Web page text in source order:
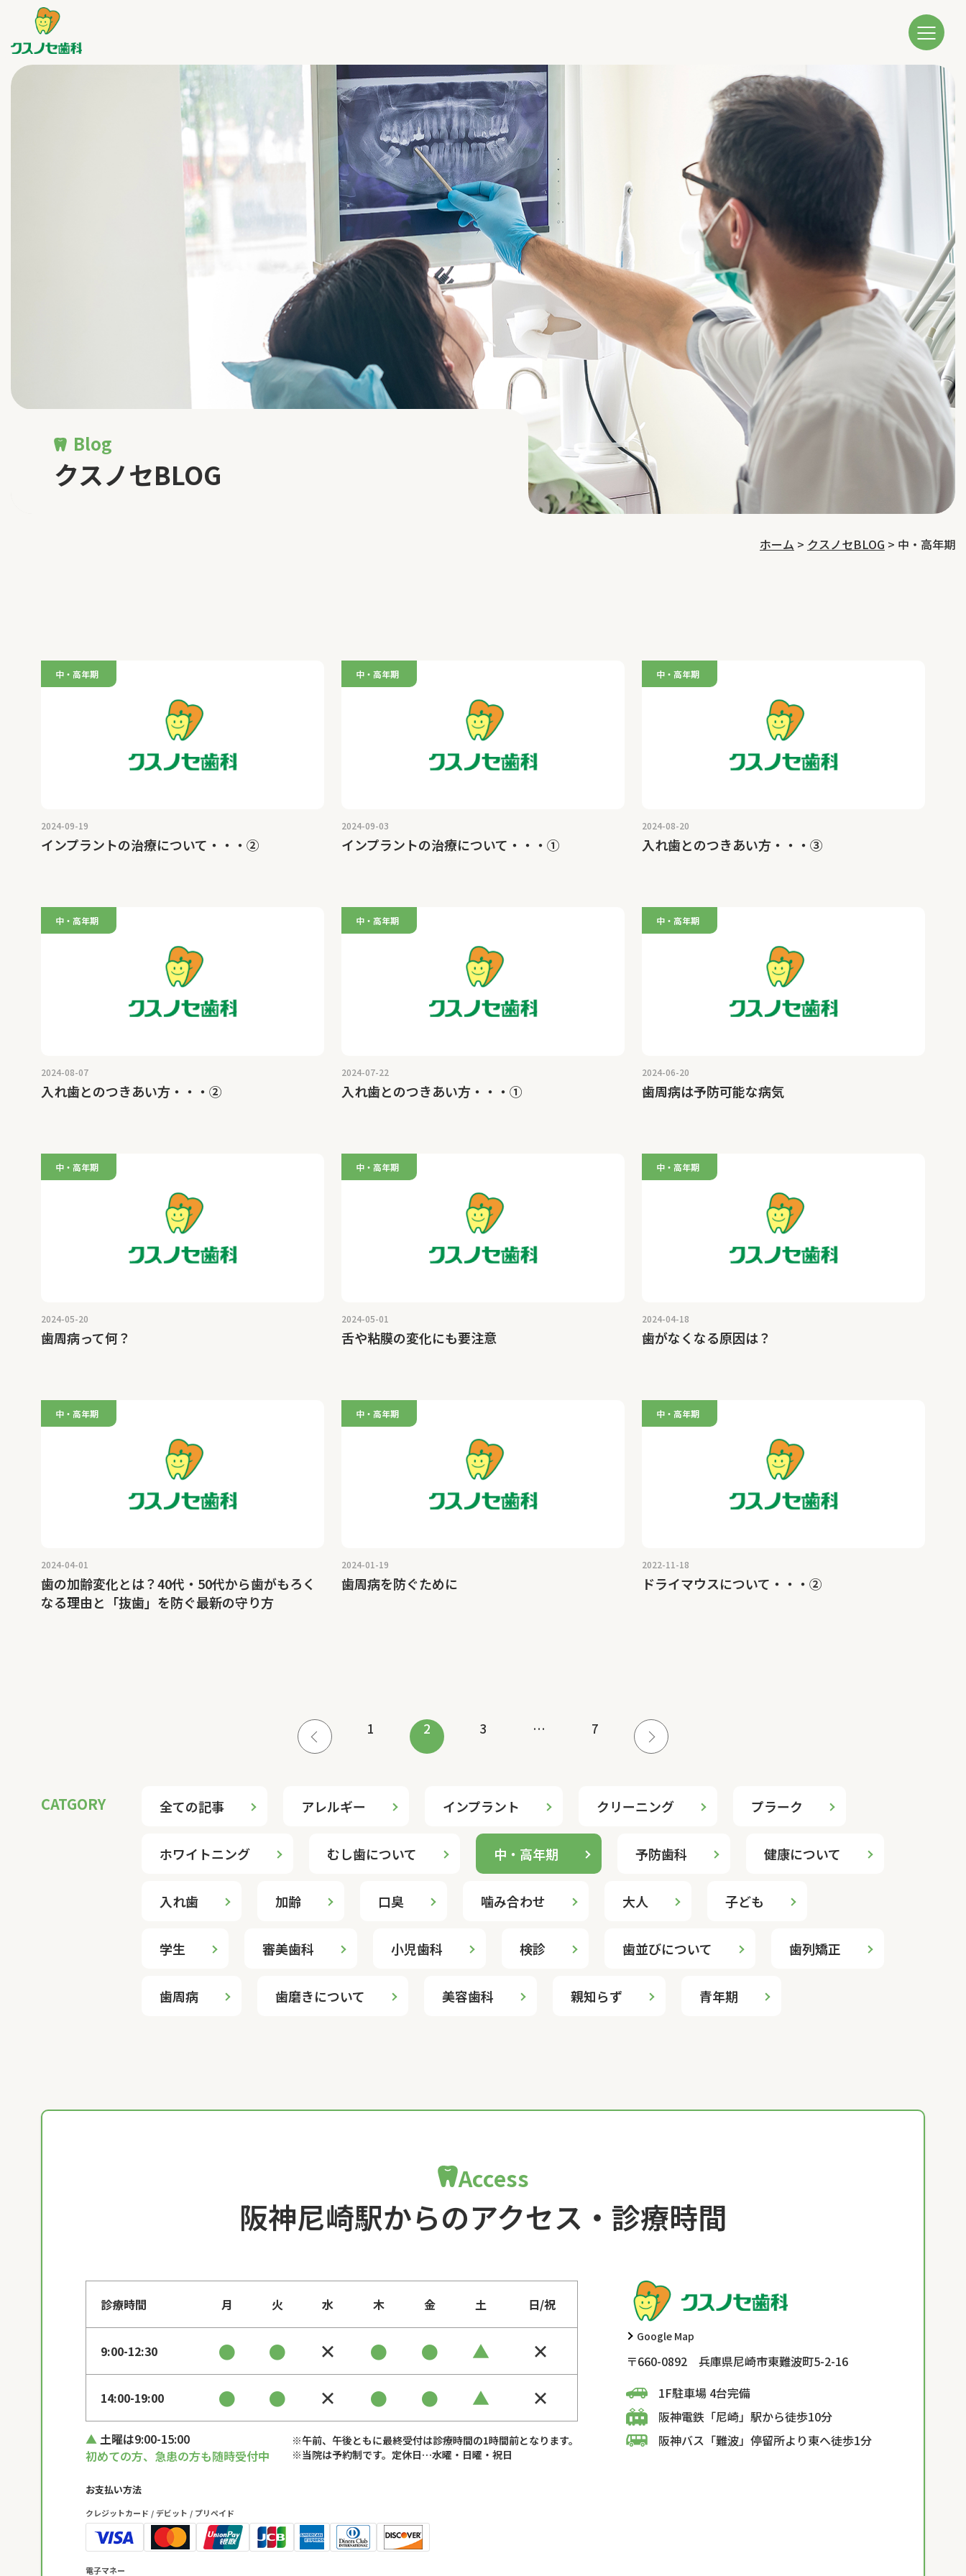
Blog
クスノセBLOG
ホーム > クスノセBLOG > 中・高年期
中・高年期
2024-09-19
インプラントの治療について・・・②
中・高年期
2024-09-03
インプラントの治療について・・・①
中・高年期
2024-08-20
入れ歯とのつきあい方・・・③
中・高年期
2024-08-07
入れ歯とのつきあい方・・・②
中・高年期
2024-07-22
入れ歯とのつきあい方・・・①
中・高年期
2024-06-20
歯周病は予防可能な病気
中・高年期
2024-05-20
歯周病って何？
中・高年期
2024-05-01
舌や粘膜の変化にも要注意
中・高年期
2024-04-18
歯がなくなる原因は？
中・高年期
2024-04-01
歯の加齢変化とは？40代・50代から歯がもろく
なる理由と「抜歯」を防ぐ最新の守り方
中・高年期
2024-01-19
歯周病を防ぐために
中・高年期
2022-11-18
ドライマウスについて・・・②
ペ
1 2 3 … 7
全ての記事 アレルギー インプラント クリーニング プラーク
ホワイトニング むし歯について 中・高年期 予防歯科 健康について
入れ歯 加齢 口臭 噛み合わせ 大人 子ども
学生 審美歯科 小児歯科 検診 歯並びについて 歯列矯正
歯周病 歯磨きについて 美容歯科 親知らず 青年期
Access
阪神尼崎駅からのアクセス・診療時間
診療時間 月 火 水 木 金 土 日/祝
9:00-12:30 ● ● × ● ● ▲ ×
14:00-19:00 ● ● × ● ● ▲ ×
土曜は9:00-15:00
初めての方、急患の方も随時受付中
※午前、午後ともに最終受付は診療時間の1時間前となります。
※当院は予約制です。定休日…水曜・日曜・祝日
Google Map
〒660-0892 兵庫県尼崎市東難波町5-2-16
1F駐車場 4台完備
阪神電鉄「尼崎」駅から徒歩10分
阪神バス「難波」停留所より東へ徒歩1分
お支払い方法
クレジットカード / デビット / プリペイド
電子マネー